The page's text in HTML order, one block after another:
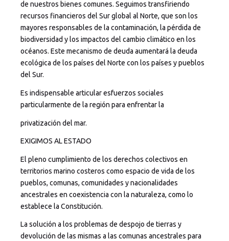
de nuestros bienes comunes. Seguimos transfiriendo
recursos financieros del Sur global al Norte, que son los
mayores responsables de la contaminación, la pérdida de
biodiversidad y los impactos del cambio climático en los
océanos. Este mecanismo de deuda aumentará la deuda
ecológica de los países del Norte con los países y pueblos
del Sur.
Es indispensable articular esfuerzos sociales
particularmente de la región para enfrentar la
privatización del mar.
EXIGIMOS AL ESTADO
El pleno cumplimiento de los derechos colectivos en
territorios marino costeros como espacio de vida de los
pueblos, comunas, comunidades y nacionalidades
ancestrales en coexistencia con la naturaleza, como lo
establece la Constitución.
La solución a los problemas de despojo de tierras y
devolución de las mismas a las comunas ancestrales para